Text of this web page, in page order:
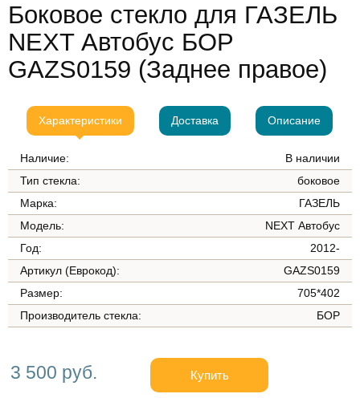
Боковое стекло для ГАЗЕЛЬ
NEXT Автобус БОР
GAZS0159 (Заднее правое)
Характеристики Доставка Описание
Наличие:
В наличии
Тип стекла:
боковое
Марка:
ГАЗЕЛЬ
Модель:
NEXT Автобус
Год:
2012-
Артикул (Еврокод):
GAZS0159
Размер:
705*402
Производитель стекла:
БОР
3 500 руб. Купить